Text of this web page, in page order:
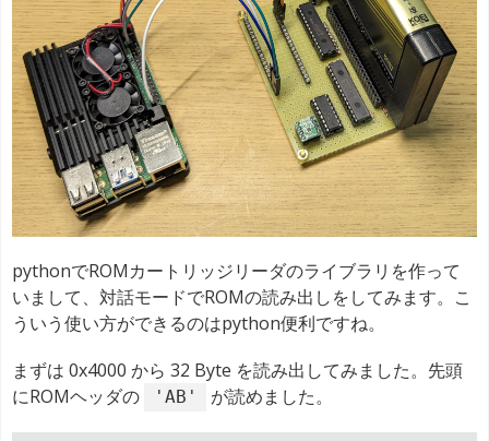
pythonでROMカートリッジリーダのライブラリを作って
いまして、対話モードでROMの読み出しをしてみます。こ
ういう使い方ができるのはpython便利ですね。
まずは 0x4000 から 32 Byte を読み出してみました。先頭
にROMヘッダの
'AB' が読めました。